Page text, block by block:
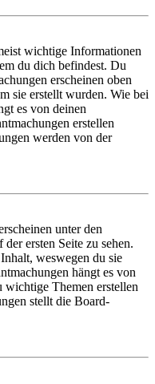
wichtige Informationen
du dich befindest. Du
erscheinen oben
sie erstellt wurden. Wie bei
es von deinen
erstellen
werden von der
unter den
ersten Seite zu sehen.
weswegen du sie
hängt es von
wichtige Themen erstellen
stellt die Board-